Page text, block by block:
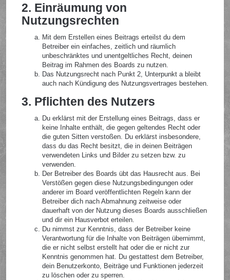
2. Einräumung von
Nutzungsrechten
Mit dem Erstellen eines Beitrags erteilst du dem
Betreiber ein einfaches, zeitlich und räumlich
unbeschränktes und unentgeltliches Recht, deinen
Beitrag im Rahmen des Boards zu nutzen.
Das Nutzungsrecht nach Punkt 2, Unterpunkt a bleibt
auch nach Kündigung des Nutzungsvertrages bestehen.
3. Pflichten des Nutzers
Du erklärst mit der Erstellung eines Beitrags, dass er
keine Inhalte enthält, die gegen geltendes Recht oder
die guten Sitten verstoßen. Du erklärst insbesondere,
dass du das Recht besitzt, die in deinen Beiträgen
verwendeten Links und Bilder zu setzen bzw. zu
verwenden.
Der Betreiber des Boards übt das Hausrecht aus. Bei
Verstößen gegen diese Nutzungsbedingungen oder
anderer im Board veröffentlichten Regeln kann der
Betreiber dich nach Abmahnung zeitweise oder
dauerhaft von der Nutzung dieses Boards ausschließen
und dir ein Hausverbot erteilen.
Du nimmst zur Kenntnis, dass der Betreiber keine
Verantwortung für die Inhalte von Beiträgen übernimmt,
die er nicht selbst erstellt hat oder die er nicht zur
Kenntnis genommen hat. Du gestattest dem Betreiber,
dein Benutzerkonto, Beiträge und Funktionen jederzeit
zu löschen oder zu sperren.